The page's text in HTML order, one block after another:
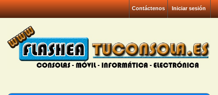
Iniciar sesión
Contáctenos